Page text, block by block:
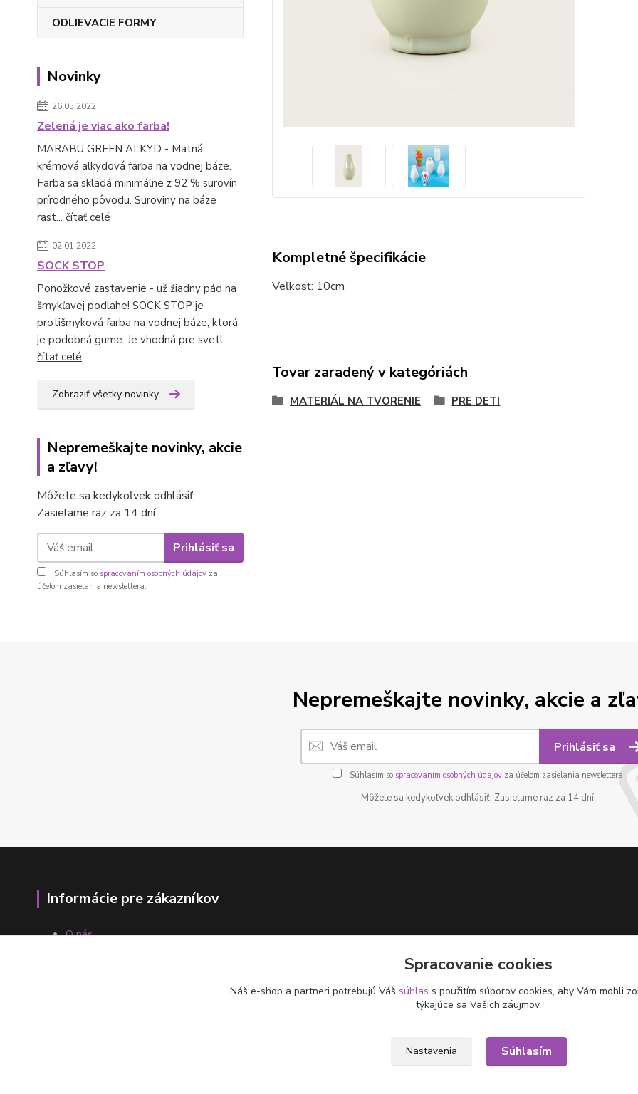
ODLIEVACIE FORMY
Novinky
26.05.2022
Zelená je viac ako farba!
MARABU GREEN ALKYD - Matná,
krémová alkydová farba na vodnej báze.
Farba sa skladá minimálne z 92 % surovín
prírodného pôvodu. Suroviny na báze
rast... čítať celé
02.01.2022
SOCK STOP
Ponožkové zastavenie - už žiadny pád na
šmykľavej podlahe! SOCK STOP je
protišmyková farba na vodnej báze, ktorá
je podobná gume. Je vhodná pre svetl...
čítať celé
Zobraziť všetky novinky
Nepremeškajte novinky, akcie
a zľavy!
Môžete sa kedykoľvek odhlásiť.
Zasielame raz za 14 dní.
Prihlásiť sa
Súhlasím so spracovaním osobných údajov za
účelom zasielania newslettera.
Kompletné špecifikácie
Veľkosť: 10cm
Tovar zaradený v kategóriách
MATERIÁL NA TVORENIE PRE DETI
Nepremeškajte novinky, akcie a
Prihlásiť sa
Súhlasím so spracovaním osobných údajovza účelom zasielania newslettera.
Môžete sa kedykoľvek odhlásiť. Zasielame raz za 14 dní.
Informácie pre zákazníkov
O nás
Spracovanie cookies
Náš e-shop a partneri potrebujú Váš súhlas s použitím súborov cookies, aby Vám mohli
týkajúce sa Vašich záujmov.
Nastavenia Súhlasím